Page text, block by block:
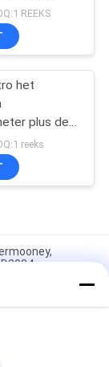
REEKS
het
plus de
van de
reeks
van de
zonder Rotor
het Testen